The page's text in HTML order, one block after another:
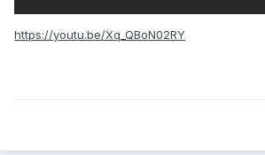
https://youtu.be/Xq_QBoN02RY